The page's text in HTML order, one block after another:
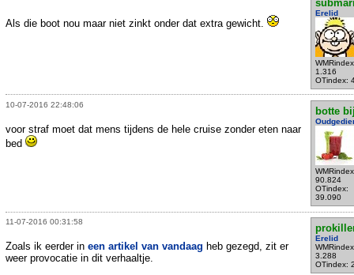
Erelid
1.316
OTindex:
Als die boot nou maar niet zinkt onder dat extra gewicht.
10-07-2016 22:48:06
botte
90.824
OTindex:
39.090
voor straf moet dat mens tijdens de hele cruise zonder eten naar
bed
11-07-2016 00:31:58
Erelid
3.288
OTindex:
Zoals ik eerder in een artikel van vandaag heb gezegd, zit er
weer provocatie in dit verhaaltje.